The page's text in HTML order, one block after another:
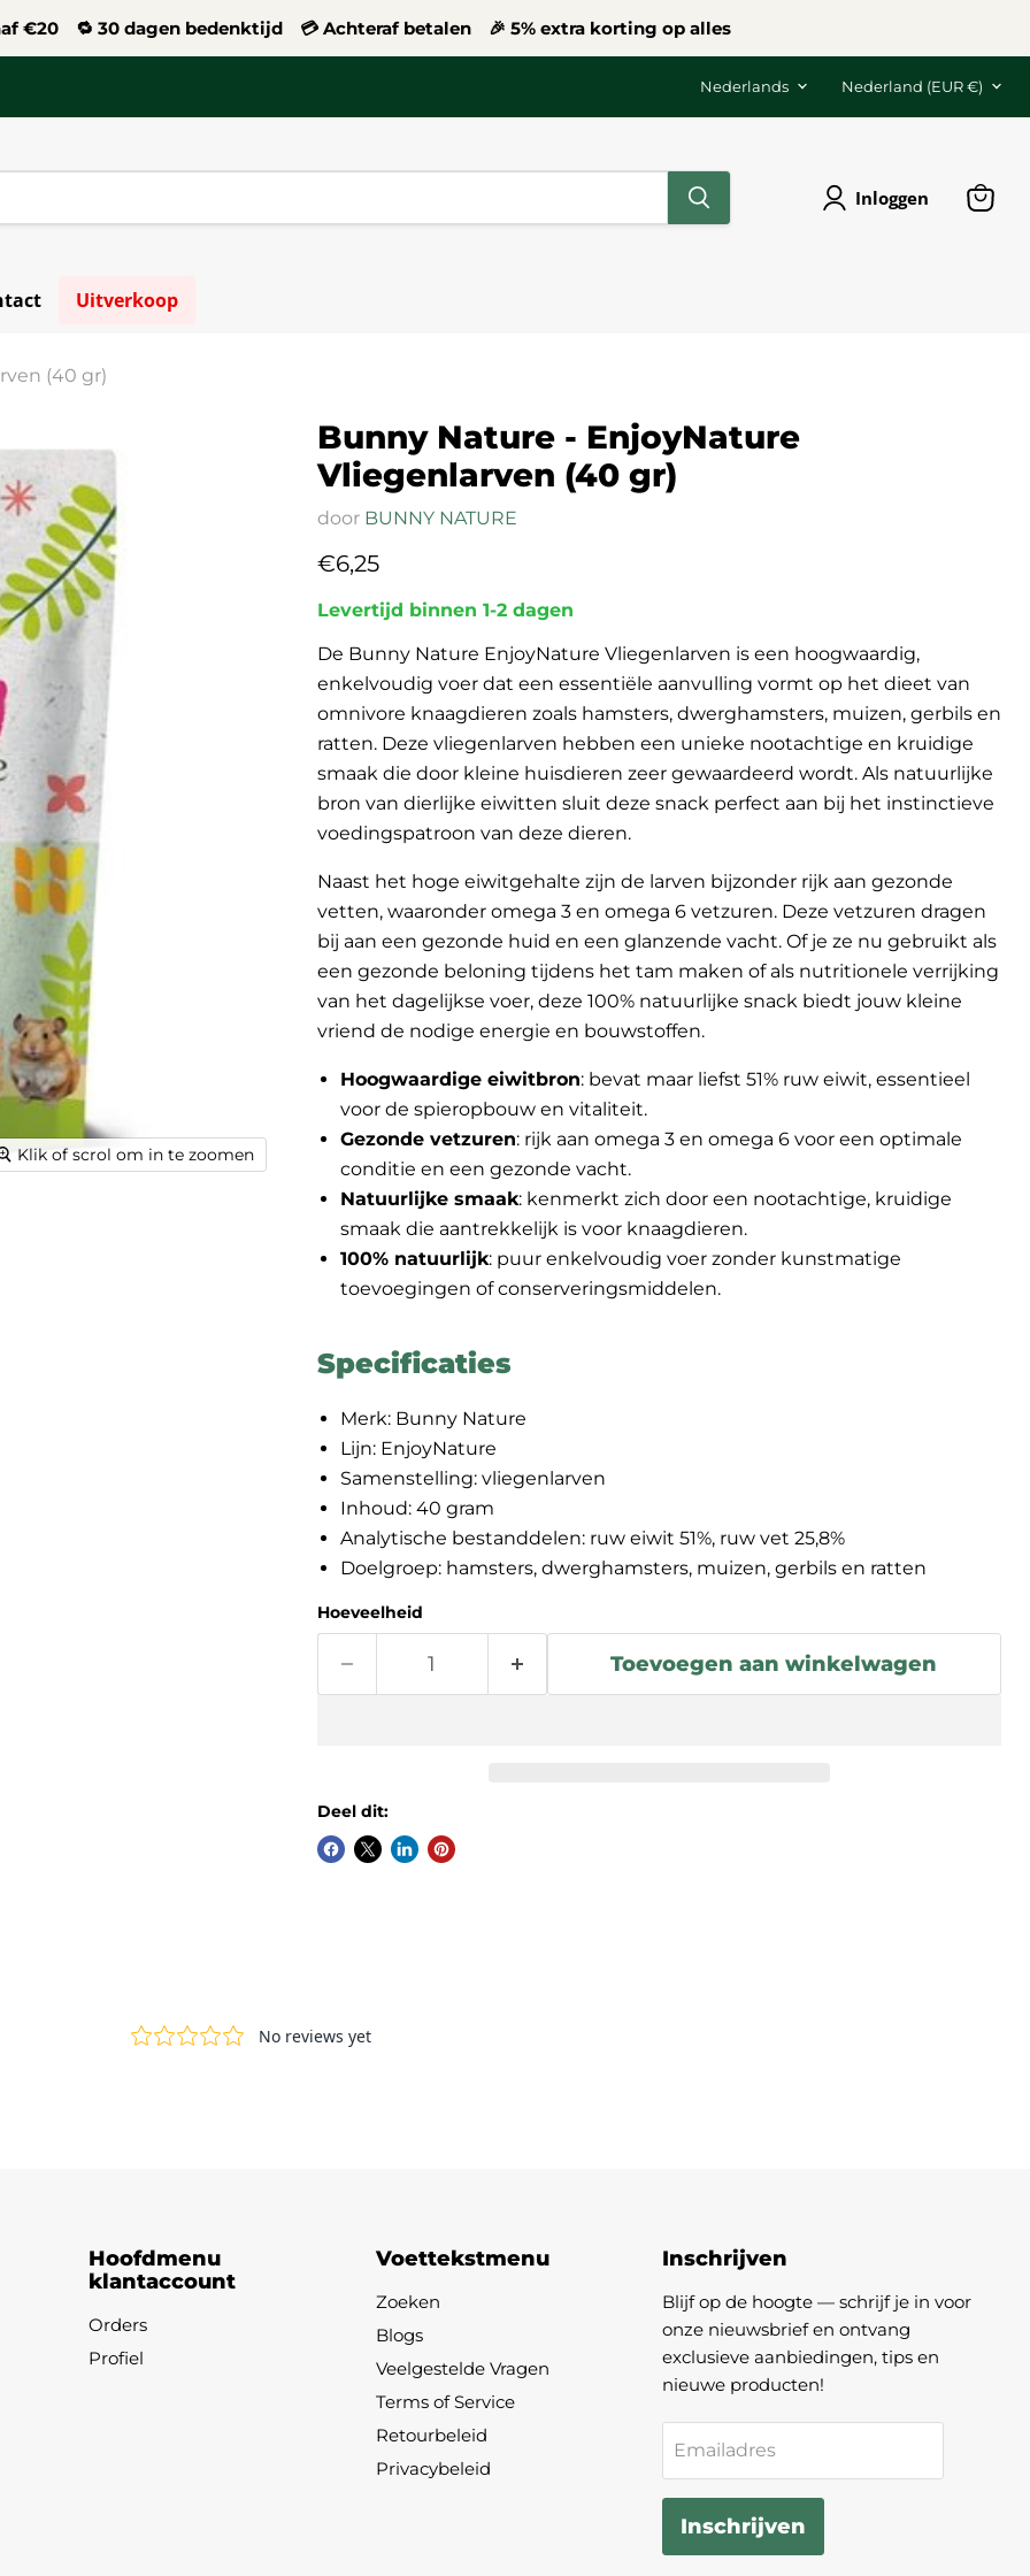
€20 🔁 30 dagen bedenktijd 💳 Achteraf betalen 🎉 5% extra korting op alles
Taal
Nederlands Land
Nederland (EUR €)
Inloggen
Uitverkoop
(40 gr)
Klik of scrol om in te zoomen
Bunny Nature - EnjoyNature
Vliegenlarven (40 gr)
door BUNNY NATURE
Huidige prijs
€6,25
Levertijd binnen 1-2 dagen
De Bunny Nature EnjoyNature Vliegenlarven is een hoogwaardig,
enkelvoudig voer dat een essentiële aanvulling vormt op het dieet van
omnivore knaagdieren zoals hamsters, dwerghamsters, muizen, gerbils en
ratten. Deze vliegenlarven hebben een unieke nootachtige en kruidige
smaak die door kleine huisdieren zeer gewaardeerd wordt. Als natuurlijke
bron van dierlijke eiwitten sluit deze snack perfect aan bij het instinctieve
voedingspatroon van deze dieren.
Naast het hoge eiwitgehalte zijn de larven bijzonder rijk aan gezonde
vetten, waaronder omega 3 en omega 6 vetzuren. Deze vetzuren dragen
bij aan een gezonde huid en een glanzende vacht. Of je ze nu gebruikt als
een gezonde beloning tijdens het tam maken of als nutritionele verrijking
van het dagelijkse voer, deze 100% natuurlijke snack biedt jouw kleine
vriend de nodige energie en bouwstoffen.
Hoogwaardige eiwitbron: bevat maar liefst 51% ruw eiwit, essentieel
voor de spieropbouw en vitaliteit.
Gezonde vetzuren: rijk aan omega 3 en omega 6 voor een optimale
conditie en een gezonde vacht.
Natuurlijke smaak: kenmerkt zich door een nootachtige, kruidige
smaak die aantrekkelijk is voor knaagdieren.
100% natuurlijk: puur enkelvoudig voer zonder kunstmatige
toevoegingen of conserveringsmiddelen.
Specificaties
Merk: Bunny Nature
Lijn: EnjoyNature
Samenstelling: vliegenlarven
Inhoud: 40 gram
Analytische bestanddelen: ruw eiwit 51%, ruw vet 25,8%
Doelgroep: hamsters, dwerghamsters, muizen, gerbils en ratten
Hoeveelheid
Toevoegen aan winkelwagen
Deel dit:
Hoofdmenu
klantaccount
Orders
Profiel
Voettekstmenu
Zoeken
Blogs
Veelgestelde Vragen
Terms of Service
Retourbeleid
Privacybeleid
Inschrijven
Blijf op de hoogte — schrijf je in voor
onze nieuwsbrief en ontvang
exclusieve aanbiedingen, tips en
nieuwe producten!
Emailadres
Inschrijven